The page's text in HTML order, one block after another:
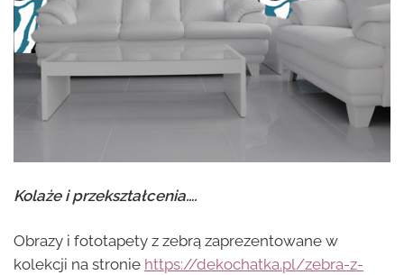
Kolaże i przekształcenia….
Obrazy i fototapety z zebrą zaprezentowane w
kolekcji na stronie https://dekochatka.pl/zebra-z-